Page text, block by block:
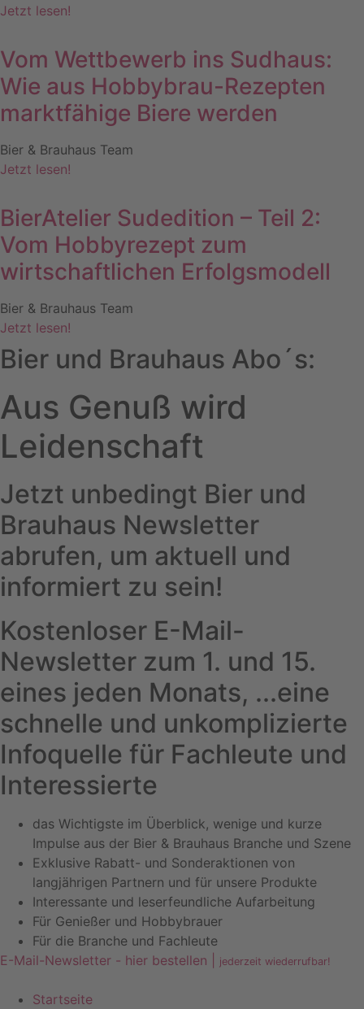
Jetzt lesen!
Vom Wettbewerb ins Sudhaus:
Wie aus Hobbybrau-Rezepten
marktfähige Biere werden
Bier & Brauhaus Team
Jetzt lesen!
BierAtelier Sudedition – Teil 2:
Vom Hobbyrezept zum
wirtschaftlichen Erfolgsmodell
Bier & Brauhaus Team
Jetzt lesen!
Bier und Brauhaus Abo´s:
Aus Genuß wird
Leidenschaft
Jetzt unbedingt Bier und
Brauhaus Newsletter
abrufen, um aktuell und
informiert zu sein!
Kostenloser E-Mail-
Newsletter zum 1. und 15.
eines jeden Monats, ...eine
schnelle und unkomplizierte
Infoquelle für Fachleute und
Interessierte
das Wichtigste im Überblick, wenige und kurze
Impulse aus der Bier & Brauhaus Branche und Szene
Exklusive Rabatt- und Sonderaktionen von
langjährigen Partnern und für unsere Produkte
Interessante und leserfeundliche Aufarbeitung
Für Genießer und Hobbybrauer
Für die Branche und Fachleute
E-Mail-Newsletter - hier bestellen |
jederzeit wiederrufbar!
Startseite